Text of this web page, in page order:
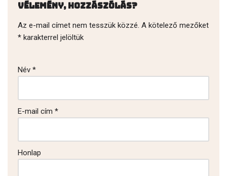
Vélemény, hozzászólás?
Az e-mail címet nem tesszük közzé. A kötelező mezőket
* karakterrel jelöltük
Név *
E-mail cím *
Honlap